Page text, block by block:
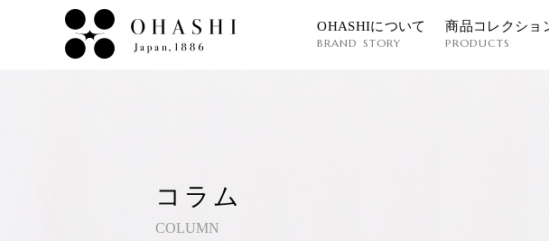
OHASHIについて
BRAND STORY
商品コレクショ
PRODUCTS
コラム
COLUMN